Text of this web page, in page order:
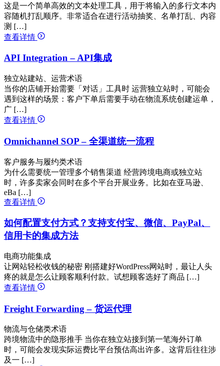
这是一个简单高效的文本处理工具，用于将输入的多行文本内
容随机打乱顺序。非常适合在进行活动抽奖、名单打乱、内容
测 […]
查看详情
API Integration – API集成
独立站建站、运营术语
当你的店铺开始需要「对话」工具时 运营独立站时，可能会
遇到这样的场景：客户下单后需要手动在物流系统创建运单，
广 […]
查看详情
Omnichannel SOP – 全渠道统一流程
客户服务与履约类术语
为什么需要统一管理多个销售渠道 经营跨境电商或独立站
时，许多卖家会同时在多个平台开展业务。比如在亚马逊、
eBa […]
查看详情
如何配置支付方式？支持支付宝、微信、PayPal、
信用卡的集成方法
电商功能集成
让网站轻松收钱的秘密 刚搭建好WordPress网站时，最让人头
疼的就是怎么让顾客顺利付款。试想顾客选好了商品 […]
查看详情
Freight Forwarding – 货运代理
物流与仓储类术语
跨境物流中的隐形推手 当你在独立站接到第一笔海外订单
时，可能会发现实际运费比平台预估高出许多。这背后往往涉
及一 […]